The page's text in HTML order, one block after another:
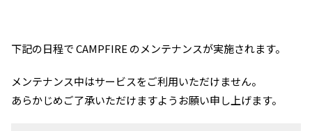
下記の日程で CAMPFIRE のメンテナンスが実施されます。
メンテナンス中はサービスをご利用いただけません。
あらかじめご了承いただけますようお願い申し上げます。